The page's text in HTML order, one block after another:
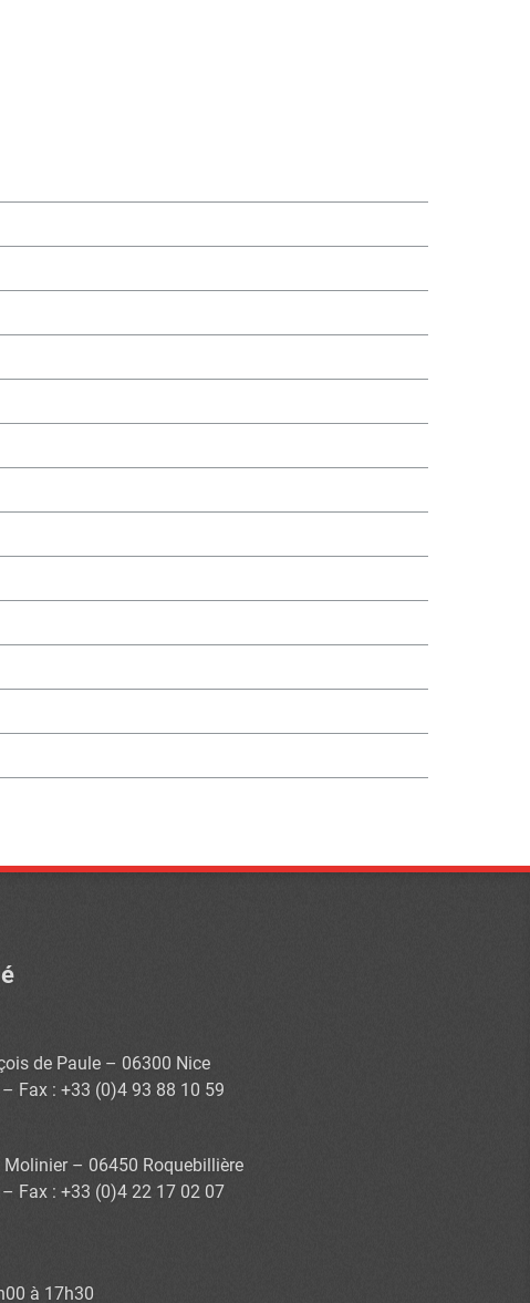
de Paule – 06300 Nice
Fax : +33 (0)4 93 88 10 59
– 06450 Roquebillière
Fax : +33 (0)4 22 17 02 07
à 17h30